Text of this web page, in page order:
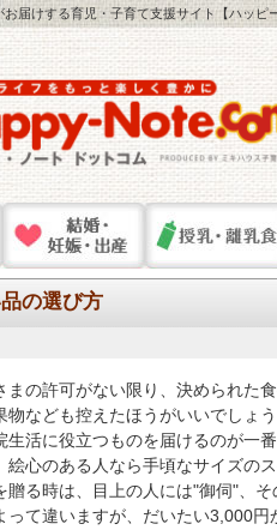
お届けする育児・子育て支援サイト【ハッ
の選び方
まの許可がない限り、決められた
物なども控えたほうがいいでしょ
生活に役立つものを届けるのが一
絵心のある人なら手頃なサイズの
贈る時は、目上の人には"御伺"、
って違いますが、だいたい3,000円